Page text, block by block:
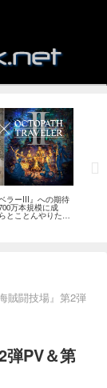
ラーIII』への期待
万本規模に成
とことんやりた
賊闘技場』第2弾
弾PV＆第